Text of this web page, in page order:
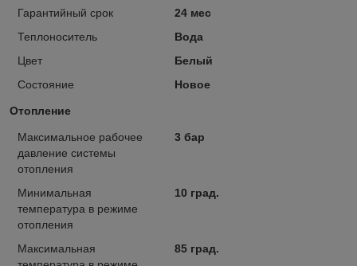
Гарантийный срок
24 мес
Теплоноситель
Вода
Цвет
Белый
Состояние
Новое
Отопление
Максимальное рабочее
давление системы
отопления
3 бар
Минимальная
температура в режиме
отопления
10 град.
Максимальная
85 град.